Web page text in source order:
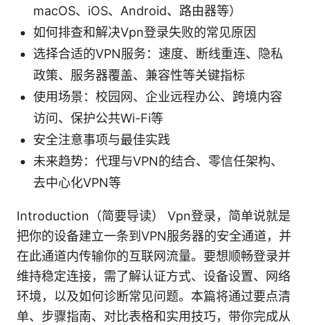
macOS、iOS、Android、路由器等）
如何排查和解决Vpn登录失败的常见原因
选择合适的VPN服务：速度、断线重连、隐私
政策、服务器覆盖、兼容性等关键指标
使用场景：校园网、企业远程办公、跨境内容
访问、保护公共Wi-Fi等
安全注意事项与最佳实践
未来趋势：代理与VPN的结合、零信任架构、
去中心化VPN等
Introduction（简要导读） Vpn登录，简单说就是
把你的设备建立一条到VPN服务器的安全通道，并
在此通道内传输你的互联网流量。要想顺畅登录并
维持稳定连接，需了解认证方式、设备设置、网络
环境，以及如何诊断常见问题。本篇将通过要点清
单、步骤指南、对比表格和实用技巧，带你完成从